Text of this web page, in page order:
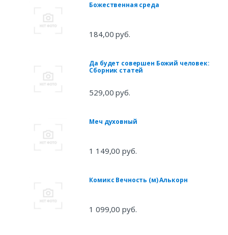
Божественная среда
184,00 руб.
Да будет совершен Божий человек:
Сборник статей
529,00 руб.
Меч духовный
1 149,00 руб.
Комикс Вечность (м) Алькорн
1 099,00 руб.